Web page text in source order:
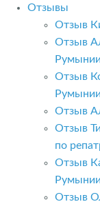
Отзывы
Отзыв
Отзыв
Румынии
Отзыв
Отзыв
Отзыв
по
Отзыв
Отзыв